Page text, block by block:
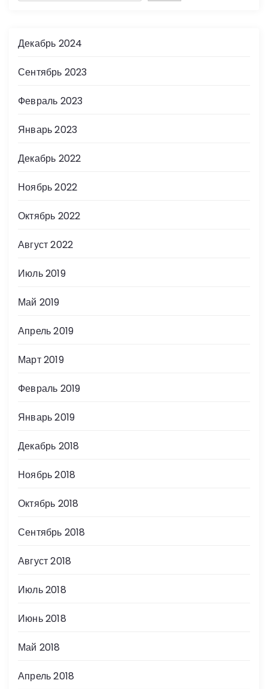
Декабрь 2024
Сентябрь 2023
Февраль 2023
Январь 2023
Декабрь 2022
Ноябрь 2022
Октябрь 2022
Август 2022
Июль 2019
Май 2019
Апрель 2019
Март 2019
Февраль 2019
Январь 2019
Декабрь 2018
Ноябрь 2018
Октябрь 2018
Сентябрь 2018
Август 2018
Июль 2018
Июнь 2018
Май 2018
Апрель 2018